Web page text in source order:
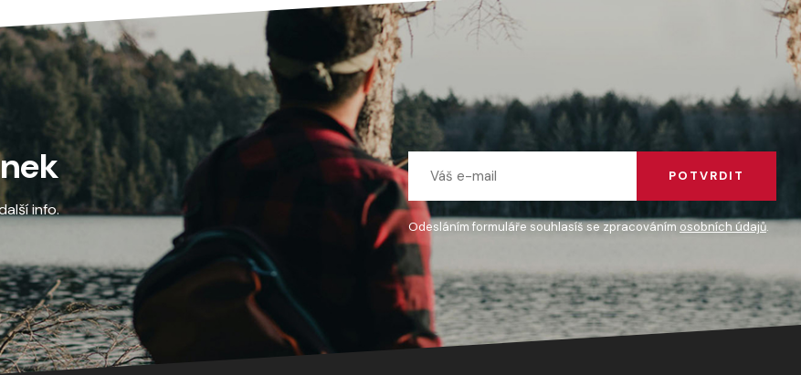
info.
POTVRDIT
Odesláním formuláře souhlasíš se zpracováním osobních údajů.